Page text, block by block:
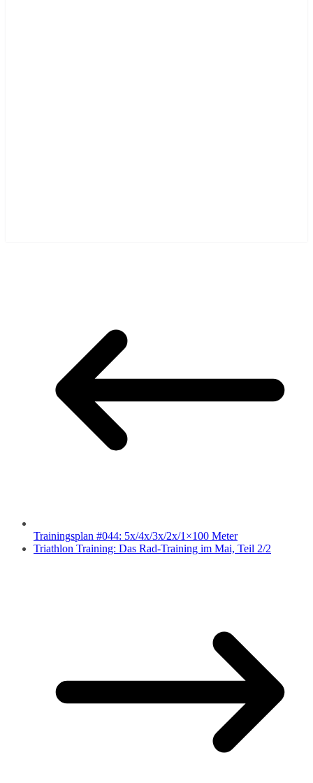
Trainingsplan #044: 5x/4x/3x/2x/1×100 Meter
Triathlon Training: Das Rad-Training im Mai, Teil 2/2